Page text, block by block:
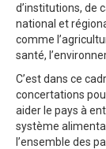
d’institutions, de
national et
comme
santé,
C’est dans ce
concertations
aider le pays à
système
l’ensemble des